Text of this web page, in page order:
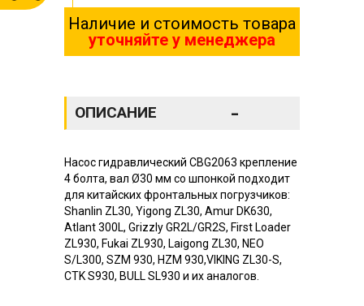
Наличие и стоимость товара
уточняйте у менеджера
ОПИСАНИЕ -
Насос гидравлический CBG2063 крепление
4 болта, вал Ø30 мм со шпонкой подходит
для китайских фронтальных погрузчиков:
Shanlin ZL30, Yigong ZL30, Amur DK630,
Atlant 300L, Grizzly GR2L/GR2S, First Loader
ZL930, Fukai ZL930, Laigong ZL30, NEO
S/L300, SZM 930, HZM 930,VIKING ZL30-S,
CTK S930, BULL SL930 и их аналогов.